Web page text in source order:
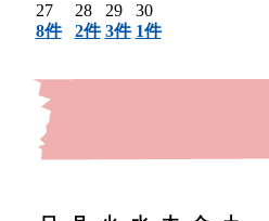
27
8件
28
2件
29
3件
30
1件